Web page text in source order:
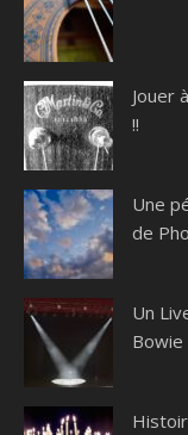
Jouer
!!
Une
de
Un
Bowie